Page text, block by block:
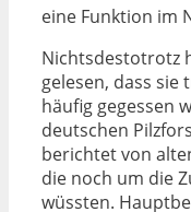
eine Funktion im
Nichtsdestotrotz
gelesen, dass
häufig gegessen
deutschen
berichtet von
die noch um die
wüssten.